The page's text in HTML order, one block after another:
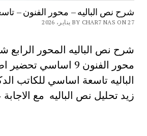
شرح نص الباليه – محور الفنون –
BY CHAR7 NAS ON 27 يناير، 2026
شرح نص الباليه المحور
محور الفنون 9 اساسي
الباليه تاسعة اساسي للكاتب
زيد تحليل نص الباليه مع